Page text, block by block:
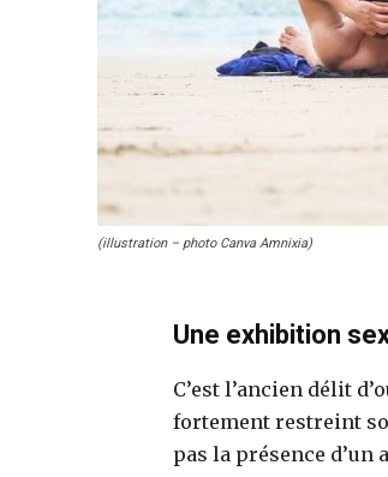
(illustration – photo Canva Amnixia)
Une exhibition
C’est l’ancien délit
fortement restreint
pas la présence d’un